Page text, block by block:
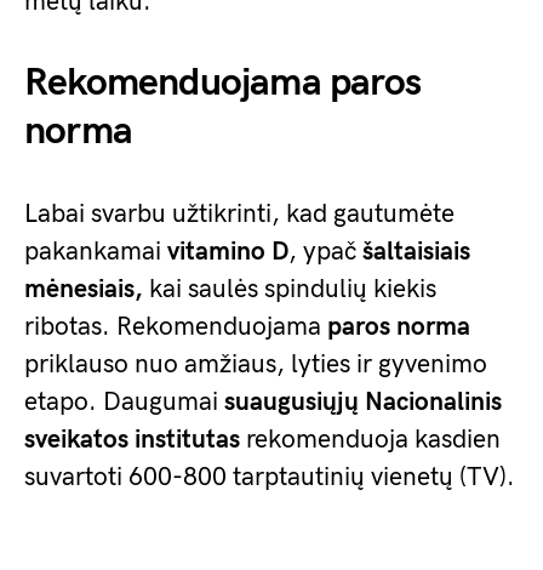
Rekomenduojama paros
norma
Labai svarbu užtikrinti, kad gautumėte
pakankamai vitamino D, ypač šaltaisiais
mėnesiais, kai saulės spindulių kiekis
ribotas. Rekomenduojama paros norma
priklauso nuo amžiaus, lyties ir gyvenimo
etapo. Daugumai suaugusiųjų Nacionalinis
sveikatos institutas rekomenduoja kasdien
suvartoti 600-800 tarptautinių vienetų (TV).